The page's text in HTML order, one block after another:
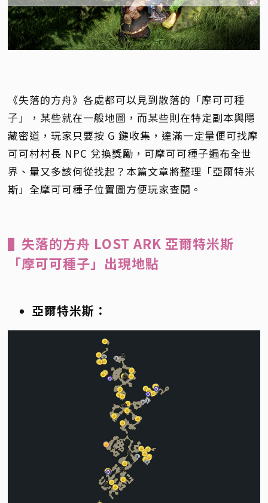
《失落的方舟》各處都可以見到散落的「摩可可種
子」，某些就在一般地圖，而某些則在特定副本與隱
藏密道，玩家只要按 G 鍵收集，達滿一定量便可找摩
可可村村長 NPC 兌換獎勵，可摩可可種子遍布全世
界、量又多該何從找起？本篇文章將整理「亞爾特米
斯」全摩可可種子位置圖方便玩家查閱。
▌失落的方舟 LOST ARK 亞爾特米斯
「摩可可種子」出現地點
亞爾特米斯：